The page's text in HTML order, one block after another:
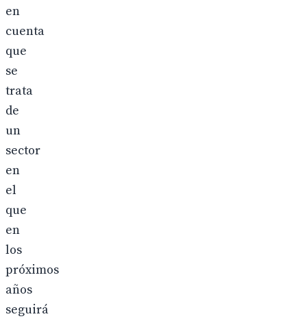
en
cuenta
que
se
trata
de
un
sector
en
el
que
en
los
próximos
años
seguirá